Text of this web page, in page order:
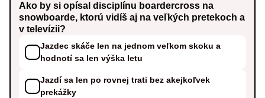
Ako by si opísal disciplínu boardercross na
snowboarde, ktorú vidíš aj na veľkých pretekoch a
v televízii?
Jazdec skáče len na jednom veľkom skoku a
hodnotí sa len výška letu
Jazdí sa len po rovnej trati bez akejkoľvek
prekážky